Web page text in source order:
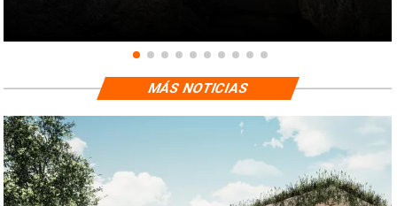
MÁS NOTICIAS